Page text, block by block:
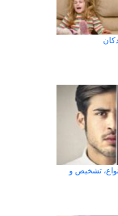
تشخیص و